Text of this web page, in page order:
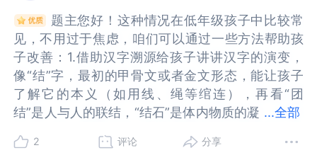
长‌。商业管理中的“短板理论”不应被移植到教育
中，事实上‌儿童发展更像“尖峰理论”，看的是最优
势尖端的部分。当你把目光从“缺失的部分”移向“已
有的进步”时，不仅你的焦虑会减轻，孩子也会在你
认可的目光中成长的更稳。为什么“越担心，越学不
好”？‌“自证预言”：家长的过度担忧和负面暗示，会
无形中影响孩子的自我认知，最终让担心变成现
长‌。商业管理中的“短板理论”不应被移植到教育
中，事实上‌儿童发展更像“尖峰理论”，看的是最优
势尖端的部分。当你把目光从“缺失的部分”移向“已
有的进步”时，不仅你的焦虑会减轻，孩子也会在你
认可的目光中成长的更稳。为什么“越担心，越学不
好”？‌“自证预言”：家长的过度担忧和负面暗示，会
无形中影响孩子的自我认知，最终让担心变成现
点进步！当他能正确区分或在语境中使用时，及时
给予具体表扬：“哇！你能听出这个‘结’是‘打结’的意
思，真棒！”避免笼统的“你真聪明”。孩子的进步需
要时间和空间，像培育一株珍贵的植物，既不能拔
苗助长，也不能听之任之。你现在付出的每一分耐
心，都会在未来收获一个更有表达力和理解力的孩
子。孩子和我们都是在不断成长，只要方向对，就
步！当他能正确区分或在语境中使用时，及时给予
具体表扬：“哇！你能听出这个‘结’是‘打结’的意思，
真棒！”避免笼统的“你真聪明”。孩子的进步需要时
间和空间，像培育一株珍贵的植物，既不能拔苗助
长，也不能听之任之。你现在付出的每一分耐心，
都会在未来收获一个更有表达力和理解力的孩子。
孩子和我们都是在不断成长，只要方向对，就不用
读）、动作（用手比划字形）结合的方式，帮助孩
子建立多重记忆通道。例如：用“结”字组词时，让
孩子用绳子打结（动作），同时展示“团结”“结石”的
图片（视觉），并朗读词语（听觉）。将同音字成
对呈现，用颜色和符号标记差异。例如：用红色
写“团结”的“结”，蓝色写“结石”的“结”，并配图解释
（如“团结”画牵手的小朋友，“结石”画医学图片）。
故事创编：用同音字编短故事，如“小‘杰’（人名）
读）、动作（用手比划字形）结合的方式，帮助孩
子建立多重记忆通道。例如：用“结”字组词时，让
孩子用绳子打结（动作），同时展示“团结”“结石”的
图片（视觉），并朗读词语（听觉）。将同音字成
对呈现，用颜色和符号标记差异。例如：用红色
写“团结”的“结”，蓝色写“结石”的“结”，并配图解释
（如“团结”画牵手的小朋友，“结石”画医学图片）。
故事创编：用同音字编短故事，如“小‘杰’（人名）
...全部
题主您好！这种情况在低年级孩子中比较常
见，不用过于焦虑，咱们可以通过一些方法帮助孩
子改善：1.借助汉字溯源给孩子讲讲汉字的演变，
像“结”字，最初的甲骨文或者金文形态，能让孩子
了解它的本义（如用线、绳等绾连），再看“团
结”是人与人的联结，“结石”是体内物质的凝
同字。2.多场景组词造句准备一个本子，专门记
见，不用过于焦虑，咱们可以通过一些方法帮助孩
子改善：1.借助汉字溯源给孩子讲讲汉字的演变，
像“结”字，最初的甲骨文或者金文形态，能让孩子
了解它的本义（如用线、绳等绾连），再看“团
结”是人与人的联结，“结石”是体内物质的凝结，从
2.多场景组词造句准备一个本子，专门记录“结”这类
2 评论 分享